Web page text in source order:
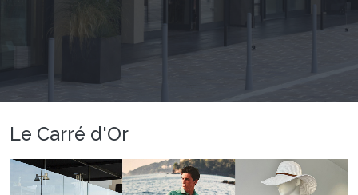
Le Carré d'Or